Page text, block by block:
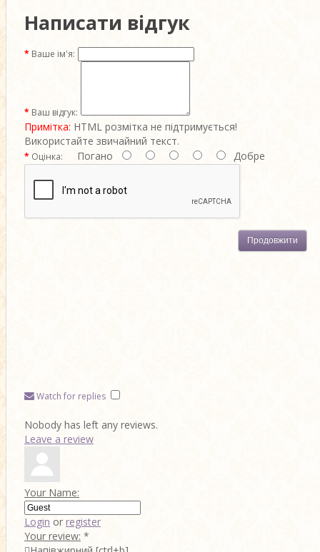
Написати відгук
Ваше ім'я:
Ваш відгук:
Примітка: HTML розмітка не підтримується!
Використайте звичайний текст.
Оцінка: Погано Добре
Продовжити
Watch for replies
Nobody has left any reviews.
Leave a review
Your Name:
Login or register
Your review: *